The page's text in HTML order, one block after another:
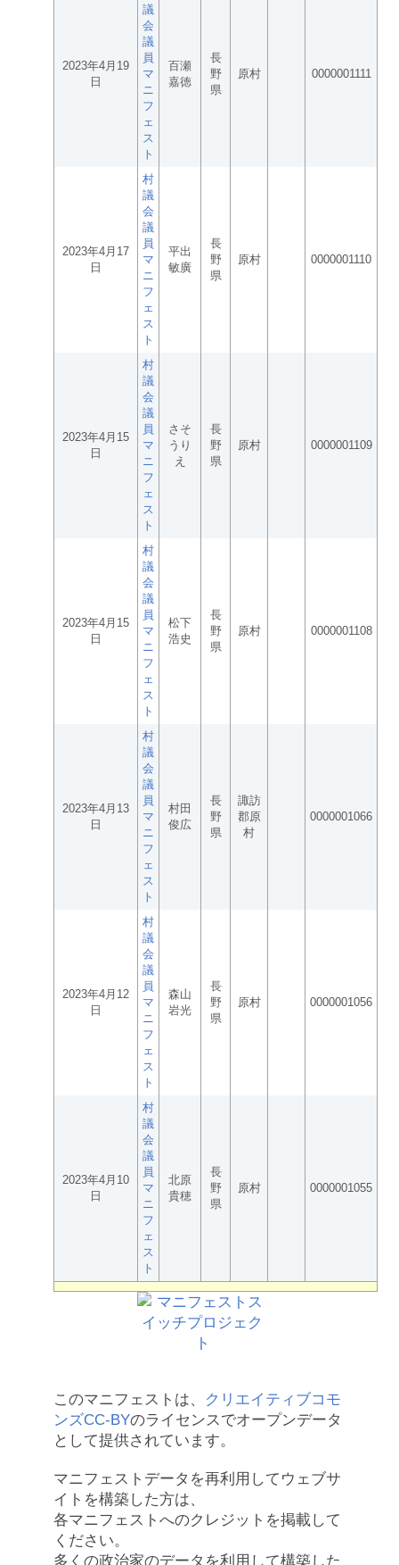
2023年4月19
日
議
会
議
員
マ
ニ
フ
ェ
ス
ト
百瀬
嘉徳
長
野
県
原村 0000001111
2023年4月17
日
村
議
会
議
員
マ
ニ
フ
ェ
ス
ト
平出
敏廣
長
野
県
原村 0000001110
2023年4月15
日
村
議
会
議
員
マ
ニ
フ
ェ
ス
ト
さそ
うり
え
長
野
県
原村 0000001109
2023年4月15
日
村
議
会
議
員
マ
ニ
フ
ェ
ス
ト
松下
浩史
長
野
県
原村 0000001108
2023年4月13
日
村
議
会
議
員
マ
ニ
フ
ェ
ス
ト
村田
俊広
長
野
県
諏訪
郡原
村
0000001066
2023年4月12
日
村
議
会
議
員
マ
ニ
フ
ェ
ス
ト
森山
岩光
長
野
県
原村 0000001056
2023年4月10
日
村
議
会
議
員
マ
ニ
フ
ェ
ス
ト
北原
貴穂
長
野
県
原村 0000001055
このマニフェストは、
クリエイティブコモ
ンズCC-BYのライセンスでオープンデータ
として提供されています。
マニフェストデータを再利用してウェブサ
イトを構築した方は、
各マニフェストへのクレジットを掲載して
ください。
多くの政治家のデータを利用して構築した